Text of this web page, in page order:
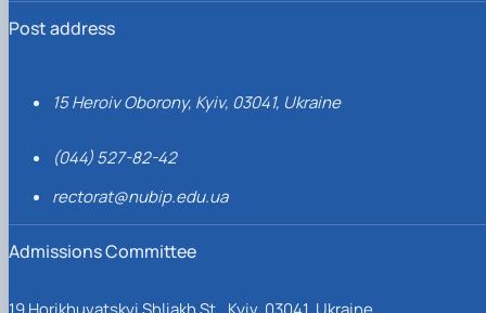
Post address
15 Heroiv Oborony, Kyiv, 03041, Ukraine
(044) 527-82-42
rectorat@nubip.edu.ua
Admissions Committee